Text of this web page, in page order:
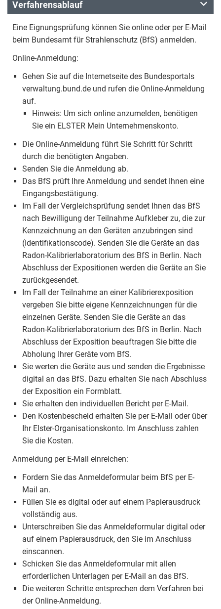
Verfahrensablauf
Eine Eignungsprüfung können Sie online oder per E-Mail
beim Bundesamt für Strahlenschutz (BfS) anmelden.
Online-Anmeldung:
Gehen Sie auf die Internetseite des Bundesportals
verwaltung.bund.de und rufen die Online-Anmeldung
auf.
Hinweis: Um sich online anzumelden, benötigen
Sie ein ELSTER Mein Unternehmenskonto.
Die Online-Anmeldung führt Sie Schritt für Schritt
durch die benötigten Angaben.
Senden Sie die Anmeldung ab.
Das BfS prüft Ihre Anmeldung und sendet Ihnen eine
Eingangsbestätigung.
Im Fall der Vergleichsprüfung sendet Ihnen das BfS
nach Bewilligung der Teilnahme Aufkleber zu, die zur
Kennzeichnung an den Geräten anzubringen sind
(Identifikationscode). Senden Sie die Geräte an das
Radon-Kalibrierlaboratorium des BfS in Berlin. Nach
Abschluss der Expositionen werden die Geräte an Sie
zurückgesendet.
Im Fall der Teilnahme an einer Kalibrierexposition
vergeben Sie bitte eigene Kennzeichnungen für die
einzelnen Geräte. Senden Sie die Geräte an das
Radon-Kalibrierlaboratorium des BfS in Berlin. Nach
Abschluss der Exposition beauftragen Sie bitte die
Abholung Ihrer Geräte vom BfS.
Sie werten die Geräte aus und senden die Ergebnisse
digital an das BfS. Dazu erhalten Sie nach Abschluss
der Exposition ein Formblatt.
Sie erhalten den individuellen Bericht per E-Mail.
Den Kostenbescheid erhalten Sie per E-Mail oder über
Ihr Elster-Organisationskonto. Im Anschluss zahlen
Sie die Kosten.
Anmeldung per E-Mail einreichen:
Fordern Sie das Anmeldeformular beim BfS per E-
Mail an.
Füllen Sie es digital oder auf einem Papierausdruck
vollständig aus.
Unterschreiben Sie das Anmeldeformular digital oder
auf einem Papierausdruck, den Sie im Anschluss
einscannen.
Schicken Sie das Anmeldeformular mit allen
erforderlichen Unterlagen per E-Mail an das BfS.
Die weiteren Schritte entsprechen dem Verfahren bei
der Online-Anmeldung.